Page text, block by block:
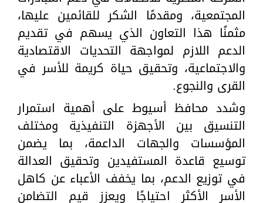
المجتمعية، ومقدمًا الشكر للقائمين عليها،
مثمنًا هذا التعاون الذي يسهم في تقديم
الدعم اللازم لمواجهة التحديات الاقتصادية
والاجتماعية، وتحقيق حياة كريمة للأسر في
القرى والنجوع.
وشدد محافظ أسيوط على أهمية استمرار
التنسيق بين الأجهزة التنفيذية ومختلف
المؤسسات والجهات الداعمة، بما يضمن
توسيع قاعدة المستفيدين وتحقيق العدالة
في توزيع الدعم، بما يخفف الأعباء عن كاهل
الأسر الأكثر احتياجًا ويعزز قيم التضامن